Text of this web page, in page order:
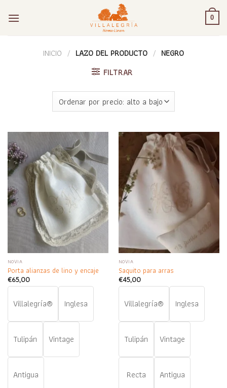
0
INICIO / LAZO DEL PRODUCTO / NEGRO
FILTRAR
NOVIA
Porta alianzas de lino y encaje
€65,00
Villalegría® Inglesa
Tulipán Vintage
Antigua
NOVIA
Saquito para arras
€45,00
Villalegría® Inglesa
Tulipán Vintage
Recta Antigua